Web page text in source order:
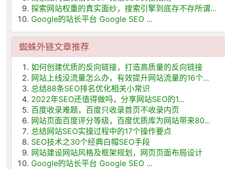
探索网站权重的真实面纱，搜索引擎到底存不存所谓...
Google的站长平台 Google SEO ...
蜘蛛外链文章推荐
如何创建优质的反向链接，打造高质量的反向链接
网站上线没流量怎么办，有效提升网站流量的16个...
总结88条SEO排名优化相关小常识
2022年SEO还值得做吗，分享网站SEO的1...
百度收录难题，百度只收录首页不收录内页
网站页面百度评分等级，百度优质库为网站带来80...
总结网站SEO实操过程中的17个操作要点
SEO技术之30个经典白帽SEO手段
网站建设网站风格及框架规划，网页页面布局设计
Google的站长平台 Google SEO ...